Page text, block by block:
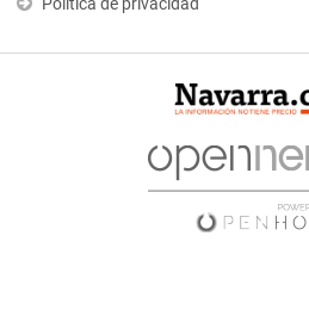
Política de privacidad